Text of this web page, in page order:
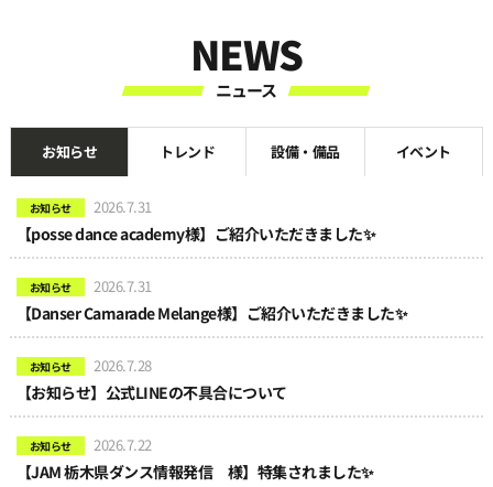
NEWS
ニュース
お知らせ トレンド 設備・備品 イベント
お知らせ 2026.7.31
【posse dance academy様】ご紹介いただきました✨
お知らせ 2026.7.31
【Danser Camarade Melange様】ご紹介いただきました✨
お知らせ 2026.7.28
【お知らせ】公式LINEの不具合について
お知らせ 2026.7.22
【JAM 栃木県ダンス情報発信 様】特集されました✨